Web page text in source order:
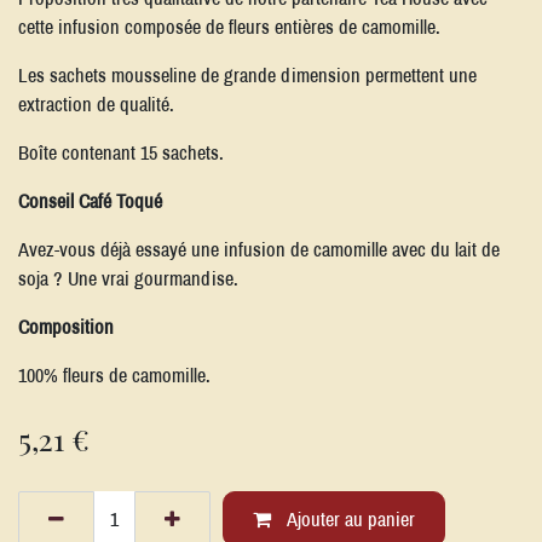
cette infusion composée de fleurs entières de camomille.
Les sachets mousseline de grande dimension permettent une
extraction de qualité.
Boîte contenant 15 sachets.
Conseil Café Toqué
Avez-vous déjà essayé une infusion de camomille avec du lait de
soja ? Une vrai gourmandise.
Composition
100% fleurs de camomille.
5,21 €
Ajouter au panier